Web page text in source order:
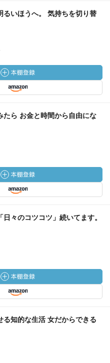
るいほうへ。 気持ちを切り替
たら お金と時間から自由にな
々のコツコツ」続いてます。
る知的な生活 女だからできる